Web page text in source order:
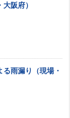
阪府）
雨漏り（現場・